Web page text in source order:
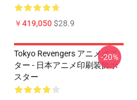
￥419,050$28.9
Tokyo Revengers アニメポス
ター - 日本アニメ印刷装飾ポ
スター
-20%